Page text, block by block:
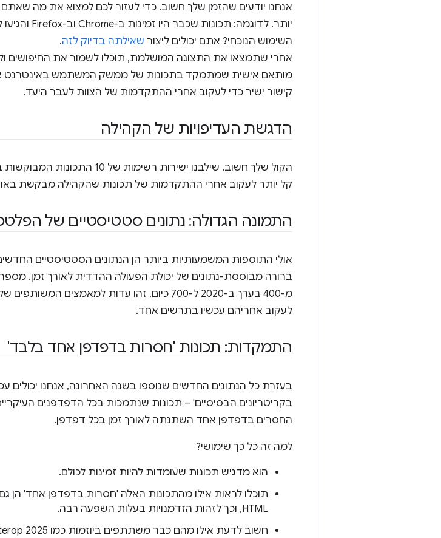
אנחנו יודעים שהזמן שלך חשוב. כדי לעזור לכם למצוא את מה שאתם
השימוש הנוכחי? אתם יכולים ליצור שאילתה בדיוק לזה.
אחרי שתמצאו את התצוגה המושלמת, תוכלו לשמור את החיפושים
קישור ישיר כדי לעקוב אחרי ההתקדמות של הצוות לעבר היעד.
הדגשת העדיפויות של הקהילה
קל יותר לעקוב אחרי ההתקדמות של תכונות שהקהילה מבקשת
התמונה הגדולה: נתונים סטטיסטיים של
אולי התוספות המשמעותיות ביותר הן הנתונים הסטטיסטיים
ברורה מבוססת-נתונים של יכולת הפעולה ההדדית לאורך זמן.
מ-400 בערך ב-2020 ל-700 כיום. זהו עדות
לעקוב אחריהם עכשיו בתרשים אחד.
התמקדות: תכונות 'חסרות בדפדפן אחד בלבד'
בעזרת כל הנתונים החדשים שנוספו בשנה האחרונה, אנחנו יכולים
בקריטריונים הבסיסיים' – תכונות שנתמכות בכל הדפדפנים
החסרים בדפדפן אחד השתנתה לאורך זמן בכל דפדפן.
למה זה כל כך שימושי?
הוא מדגיש תכונות שעומדות להיות זמינות לכולם.
HTML, וכך לזהות הזדמנויות בעלות השפעה רבה.